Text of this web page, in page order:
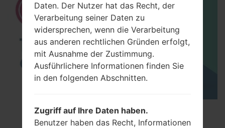
TOP 5 SECRET CODES for LG!
Daten. Der Nutzer hat das Recht, der
Verarbeitung seiner Daten zu
widersprechen, wenn die Verarbeitung
aus anderen rechtlichen Gründen erfolgt,
mit Ausnahme der Zustimmung.
Ausführlichere Informationen finden Sie
in den folgenden Abschnitten.
Zugriff auf Ihre Daten haben.
Benutzer haben das Recht, Informationen